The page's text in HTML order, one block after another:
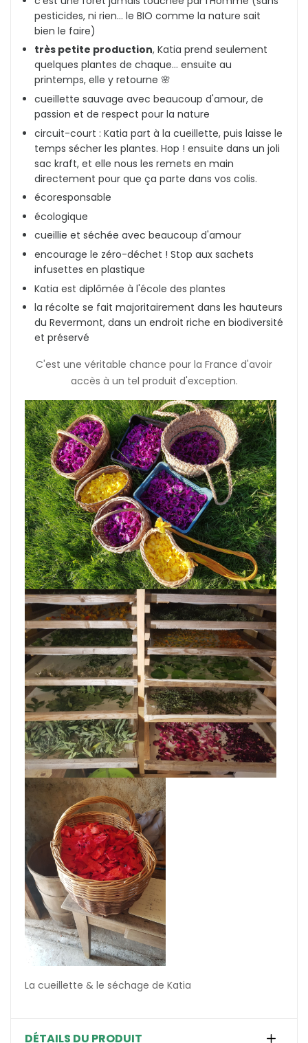
pesticides, ni rien... le BIO comme la nature sait
bien le faire)
très petite production, Katia prend seulement
quelques plantes de chaque... ensuite au
printemps, elle y retourne 🌸
cueillette sauvage avec beaucoup d'amour, de
passion et de respect pour la nature
circuit-court : Katia part à la cueillette, puis laisse le
temps sécher les plantes. Hop ! ensuite dans un joli
sac kraft, et elle nous les remets en main
directement pour que ça parte dans vos colis.
écoresponsable
écologique
cueillie et séchée avec beaucoup d'amour
encourage le zéro-déchet ! Stop aux sachets
infusettes en plastique
Katia est diplômée à l'école des plantes
la récolte se fait majoritairement dans les hauteurs
du Revermont, dans un endroit riche en biodiversité
et préservé
C'est une véritable chance pour la France d'avoir
accès à un tel produit d'exception.
La cueillette & le séchage de Katia
DÉTAILS DU PRODUIT